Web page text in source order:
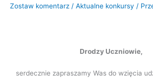
Zostaw komentarz / Aktualne konkursy /
Drodzy Uczniowie,
serdecznie zapraszamy Was do wzięcia